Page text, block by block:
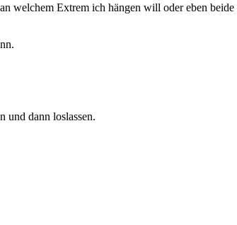
welchem Extrem ich hängen will oder eben beide
und dann loslassen.